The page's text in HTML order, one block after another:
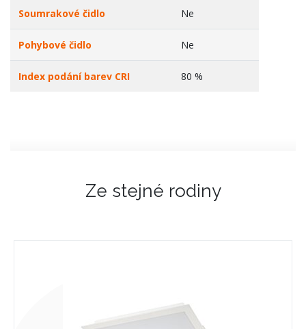
Soumrakové čidlo Ne
Pohybové čidlo Ne
Index podání barev CRI 80 %
Ze stejné rodiny